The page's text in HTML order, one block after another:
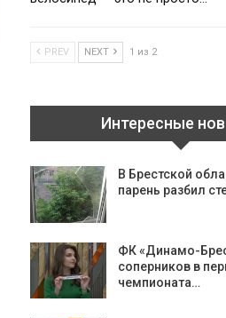
PREV NEXT 1 из 2
Интересные
В Брестской
парень разбил
ФК «Динамо-
соперников в
чемпионата…